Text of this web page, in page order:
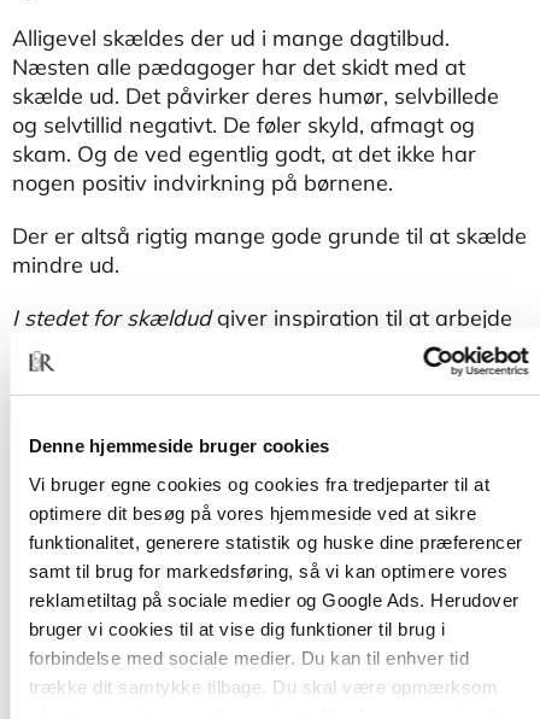
Denne hjemmeside bruger cookies
Vi bruger egne cookies og cookies fra tredjeparter til at
optimere dit besøg på vores hjemmeside ved at sikre
funktionalitet, generere statistik og huske dine præferencer
samt til brug for markedsføring, så vi kan optimere vores
reklametiltag på sociale medier og Google Ads. Herudover
bruger vi cookies til at vise dig funktioner til brug i
forbindelse med sociale medier. Du kan til enhver tid
trække dit samtykke tilbage. Du skal være opmærksom
Alligevel skældes der ud i mange dagtilbud.
Næsten alle pædagoger har det skidt med at
skælde ud. Det påvirker deres humør, selvbillede
og selvtillid negativt. De føler skyld, afmagt og
skam. Og de ved egentlig godt, at det ikke har
nogen positiv indvirkning på børnene.
Der er altså rigtig mange gode grunde til at skælde
mindre ud.
I stedet for skældudgiver inspiration til at arbejde
fagligt med at begrænse skældud i
daginstitutioner. Erik Sigsgaard og Christina
Abildgaard tager fat i, hvem, hvornår og hvor der
typisk skældes ud, og hvordan man som
enkeltperson, som stueteam og som institution kan
styre uden om de situationer, der typisk udløser
skældud – eller håndtere dem på en anden måde.